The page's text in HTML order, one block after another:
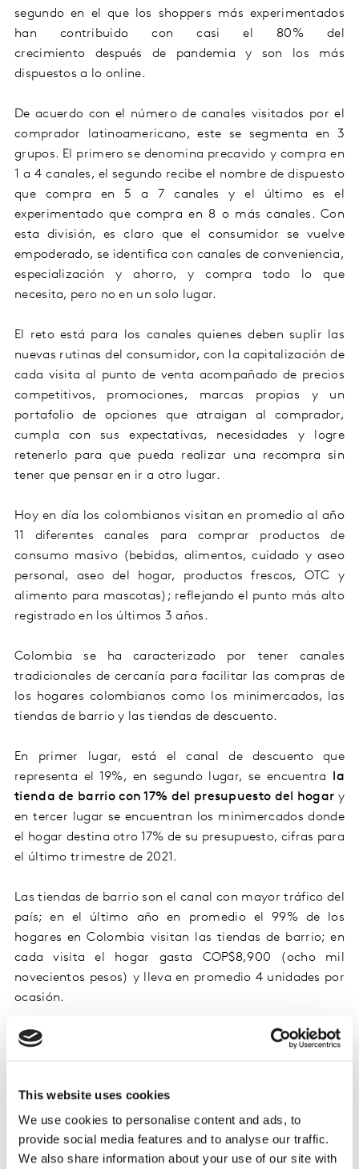
This website uses cookies
We use cookies to personalise content and ads, to
provide social media features and to analyse our traffic.
We also share information about your use of our site with
segundo en el que los shoppers más experimentados
han contribuido con casi el 80% del
crecimiento después de pandemia y son los más
dispuestos a lo online.
De acuerdo con el número de canales visitados por el
comprador latinoamericano, este se segmenta en 3
grupos. El primero se denomina precavido y compra en
1 a 4 canales, el segundo recibe el nombre de dispuesto
que compra en 5 a 7 canales y el último es el
experimentado que compra en 8 o más canales. Con
esta división, es claro que el consumidor se vuelve
empoderado, se identifica con canales de conveniencia,
especialización y ahorro, y compra todo lo que
necesita, pero no en un solo lugar.
El reto está para los canales quienes deben suplir las
nuevas rutinas del consumidor, con la capitalización de
cada visita al punto de venta acompañado de precios
competitivos, promociones, marcas propias y un
portafolio de opciones que atraigan al comprador,
cumpla con sus expectativas, necesidades y logre
retenerlo para que pueda realizar una recompra sin
tener que pensar en ir a otro lugar.
Hoy en día los colombianos visitan en promedio al año
11 diferentes canales para comprar productos de
consumo masivo (bebidas, alimentos, cuidado y aseo
personal, aseo del hogar, productos frescos, OTC y
alimento para mascotas); reflejando el punto más alto
registrado en los últimos 3 años.
Colombia se ha caracterizado por tener canales
tradicionales de cercanía para facilitar las compras de
los hogares colombianos como los minimercados, las
tiendas de barrio y las tiendas de descuento.
En primer lugar, está el canal de descuento que
representa el 19%, en segundo lugar, se encuentra
la
tienda de barrio con 17% del presupuesto del hogar y
en tercer lugar se encuentran los minimercados donde
el hogar destina otro 17% de su presupuesto, cifras para
el último trimestre de 2021.
Las tiendas de barrio son el canal con mayor tráfico del
país; en el último año en promedio el 99% de los
hogares en Colombia visitan las tiendas de barrio; en
cada visita el hogar gasta COP$8,900 (ocho mil
novecientos pesos) y lleva en promedio 4 unidades por
ocasión.
Cuando hablamos de tiendas de barrio se caracterizan
por ser establecimientos comerciales abiertos al
vende artículos y productos al detal. Cuentan con
mostrador para atender los clientes y existe incidencia
del tendero en la selección de los productos y marcas.
Las tiendas de barrio pueden tener un espacio mínimo